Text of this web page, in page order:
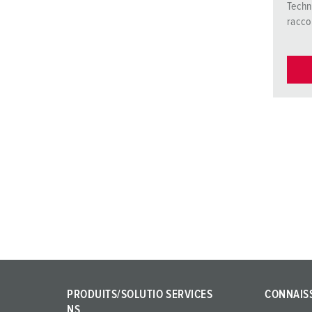
PRODUITS/SOLUTIO SERVICES